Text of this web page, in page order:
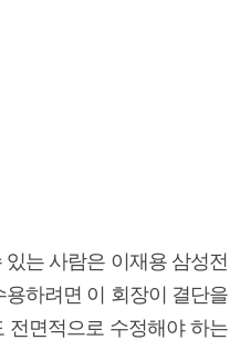
는 사람은 이재용 삼성전
하려면 이 회장이 결단을
전면적으로 수정해야 하는